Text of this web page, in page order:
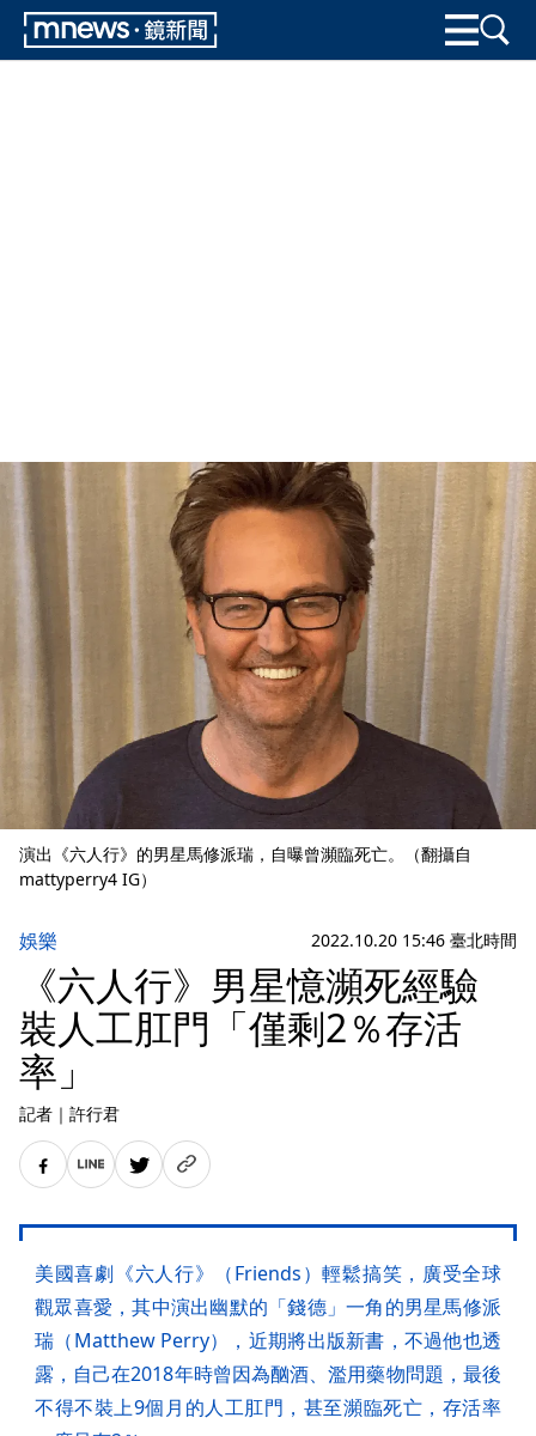
演出《六人行》的男星馬修派瑞，自曝曾瀕臨死亡。（翻攝自
mattyperry4 IG）
娛樂 2022.10.20 15:46 臺北時間
《六人行》男星憶瀕死經驗
裝人工肛門「僅剩2％存活
率」
記者 ｜ 許行君
美國喜劇《六人行》（Friends）輕鬆搞笑，廣受全球
觀眾喜愛，其中演出幽默的「錢德」一角的男星馬修派
瑞（Matthew Perry），近期將出版新書，不過他也透
露，自己在2018年時曾因為酗酒、濫用藥物問題，最後
不得不裝上9個月的人工肛門，甚至瀕臨死亡，存活率